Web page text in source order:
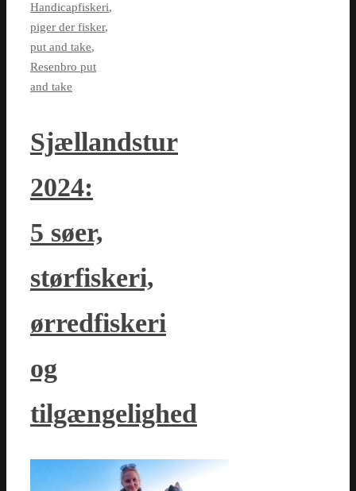
Handicapfiskeri,
piger der fisker,
put and take,
Resenbro put
and take
Sjællandstur
2024:
5 søer,
størfiskeri,
ørredfiskeri
og
tilgængelighed